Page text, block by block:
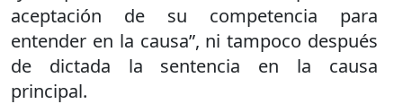
aceptación de su competencia para
entender en la causa”, ni tampoco después
de dictada la sentencia en la causa
principal.